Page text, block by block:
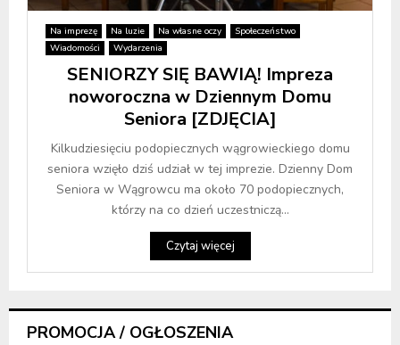
Na imprezę Na luzie Na własne oczy
Społeczeństwo
Wiadomości
Wydarzenia
SENIORZY SIĘ BAWIĄ! Impreza
noworoczna w Dziennym Domu
Seniora [ZDJĘCIA]
Kilkudziesięciu podopiecznych wągrowieckiego domu
seniora wzięło dziś udział w tej imprezie. Dzienny Dom
Seniora w Wągrowcu ma około 70 podopiecznych,
którzy na co dzień uczestniczą...
Czytaj więcej
PROMOCJA / OGŁOSZENIA